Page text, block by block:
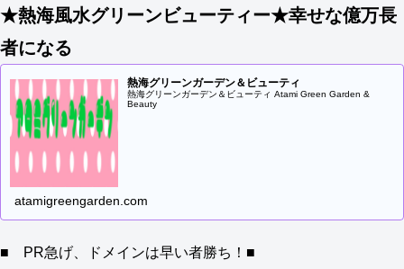
★熱海風水グリーンビューティー★幸せな億万長
者になる
熱海グリーンガーデン＆ビューティ
熱海グリーンガーデン＆ビューティ Atami Green Garden &
Beauty
atamigreengarden.com
■ PR急げ、ドメインは早い者勝ち！■